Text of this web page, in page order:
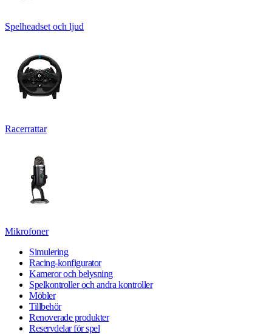
Spelheadset och ljud
Racerrattar
Mikrofoner
Simulering
Racing-konfigurator
Kameror och belysning
Spelkontroller och andra kontroller
Möbler
Tillbehör
Renoverade produkter
Reservdelar för spel